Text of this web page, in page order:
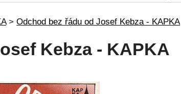
> Odchod bez řádu od Josef Kebza - KAPKA
Kebza - KAPKA